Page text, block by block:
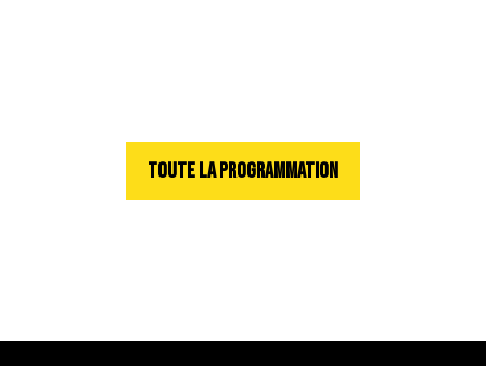
TOUTE LA PROGRAMMATION